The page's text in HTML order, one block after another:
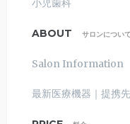
小児歯科
ABOUT サロンについて
Salon Information
最新医療機器｜提携先